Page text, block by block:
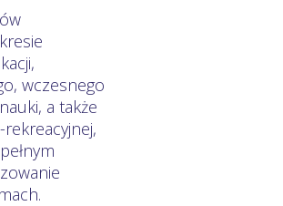
wczesnego
a także